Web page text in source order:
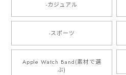
-カジュアル
-スポーツ
Apple Watch Band(素材で選
ぶ)